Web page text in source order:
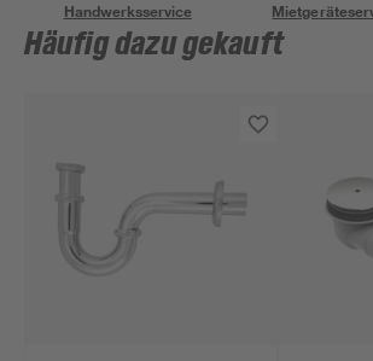
Handwerksservice
Häufig dazu gekauft